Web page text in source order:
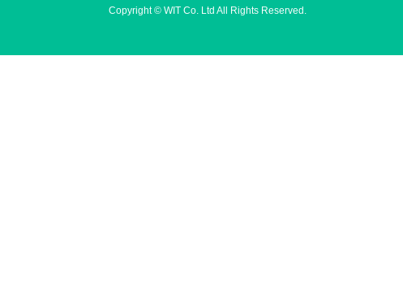
Copyright © WIT Co. Ltd All Rights Reserved.